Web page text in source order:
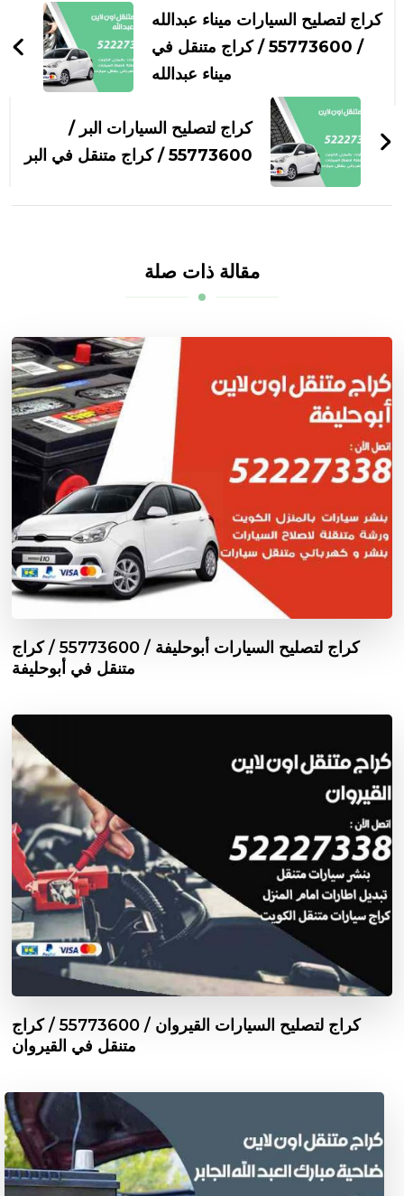
بين
التدوينات
كراج لتصليح السيارات ميناء عبدالله
/ 55773600‬ / كراج متنقل في
ميناء عبدالله
كراج لتصليح السيارات البر /
55773600‬ / كراج متنقل في البر
مقالة ذات صلة
كراج لتصليح السيارات أبوحليفة / 55773600‬ / كراج
متنقل في أبوحليفة
كراج لتصليح السيارات القيروان / 55773600‬ / كراج
متنقل في القيروان